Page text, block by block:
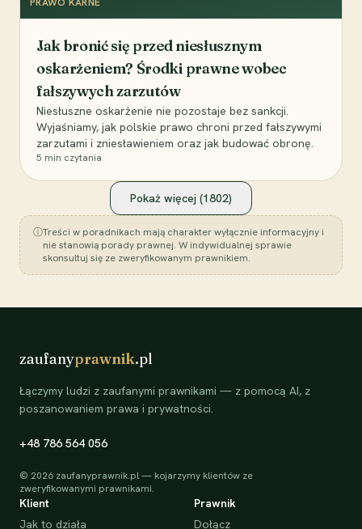
Jak bronić się przed niesłusznym
oskarżeniem? Środki prawne wobec
fałszywych zarzutów
Niesłuszne oskarżenie nie pozostaje bez sankcji.
Wyjaśniamy, jak polskie prawo chroni przed fałszywymi
zarzutami i zniesławieniem oraz jak budować obronę.
5 min czytania
Pokaż więcej (1802)
ⓘTreści w poradnikach mają charakter wyłącznie informacyjny i
nie stanowią porady prawnej. W indywidualnej sprawie
skonsultuj się ze zweryfikowanym prawnikiem.
zaufanyprawnik.pl
Łączymy ludzi z zaufanymi prawnikami — z pomocą AI, z
poszanowaniem prawa i prywatności.
+48 786 564 056
© 2026 zaufanyprawnik.pl — kojarzymy klientów ze
zweryfikowanymi prawnikami.
Klient
Jak to działa
Prawnik
Dołącz